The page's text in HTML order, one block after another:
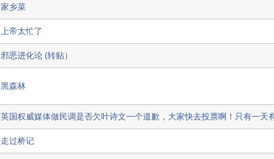
家乡菜
上帝太忙了
邪恶进化论 (转贴）
黑森林
英国权威媒体做民调是否欠叶诗文一个道歉，大家快去投票啊！只有一天
走过桥记